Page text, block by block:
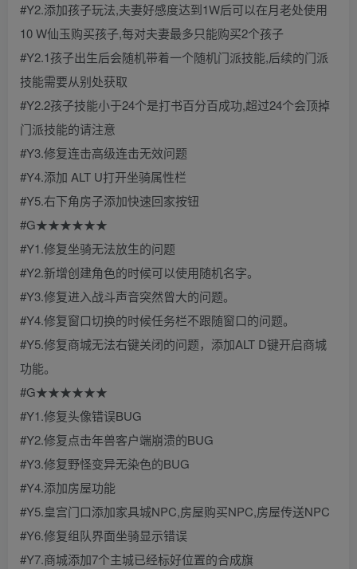
#Y2.添加孩子玩法,夫妻好感度达到1W后可以在月老处使用
10 W仙玉购买孩子,每对夫妻最多只能购买2个孩子
#Y2.1孩子出生后会随机带着一个随机门派技能,后续的门派
技能需要从别处获取
#Y2.2孩子技能小于24个是打书百分百成功,超过24个会顶掉
门派技能的请注意
#Y3.修复连击高级连击无效问题
#Y4.添加 ALT U打开坐骑属性栏
#Y5.右下角房子添加快速回家按钮
#G★★★★★★
#Y1.修复坐骑无法放生的问题
#Y2.新增创建角色的时候可以使用随机名字。
#Y3.修复进入战斗声音突然曾大的问题。
#Y4.修复窗口切换的时候任务栏不跟随窗口的问题。
#Y5.修复商城无法右键关闭的问题，添加ALT D键开启商城
功能。
#G★★★★★★
#Y1.修复头像错误BUG
#Y2.修复点击年兽客户端崩溃的BUG
#Y3.修复野怪变异无染色的BUG
#Y4.添加房屋功能
#Y5.皇宫门口添加家具城NPC,房屋购买NPC,房屋传送NPC
#Y6.修复组队界面坐骑显示错误
#Y7.商城添加7个主城已经标好位置的合成旗